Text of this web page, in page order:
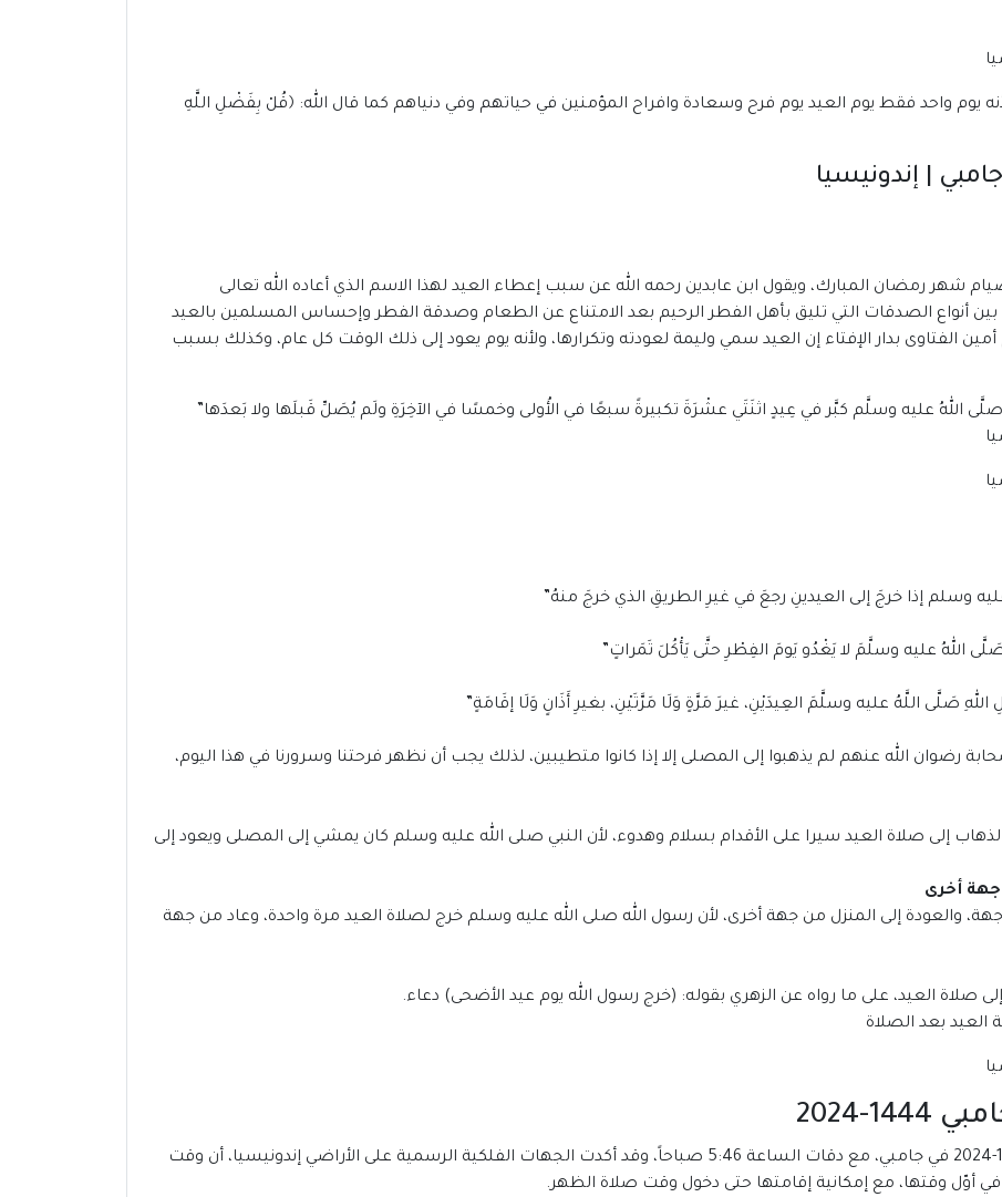
يوم واحد فقط يوم العيد يوم فرح وسعادة وافراح المؤمنين في حياتهم وفي دنياهم كما قال الله: ﴿قُلْ بِفَضْلِ اللَّهِ
شهر رمضان المبارك، ويقول ابن عابدين رحمه الله عن سبب إعطاء العيد لهذا الاسم الذي أعاده الله تعالى
أنواع الصدقات التي تليق بأهل الفطر الرحيم بعد الامتناع عن الطعام وصدقة الفطر وإحساس المسلمين بالعيد
الفتاوى بدار الإفتاء إن العيد سمي وليمة لعودته وتكرارها، ولأنه يوم يعود إلى ذلك الوقت كل عام، وكذلك بسبب
اللهُ عليه وسلَّم كبَّر في عِيدٍ اثنَتَي عشْرَةَ تكبيرةً سبعًا في الأُولى وخمسًا في الآخِرَةِ ولَم يُصَلِّ قَبلَها ولا بَعدَها”
وسلم إذا خرجَ إلى العيدينِ رجعَ في غيرِ الطريقِ الذي خرجَ منهُ”
اللهُ عليه وسلَّمَ لا يَغْدُو يَومَ الفِطْرِ حتَّى يَأْكُلَ تَمَراتٍ”
صَلَّى اللَّهُ عليه وسلَّمَ العِيدَيْنِ، غيرَ مَرَّةٍ وَلَا مَرَّتَيْنِ، بغيرِ أَذَانٍ وَلَا إقَامَةٍ”
رضوان الله عنهم لم يذهبوا إلى المصلى إلا إذا كانوا متطيبين، لذلك يجب أن نظهر فرحتنا وسرورنا في هذا اليوم،
إلى صلاة العيد سيرا على الأقدام بسلام وهدوء، لأن النبي صلى الله عليه وسلم كان يمشي إلى المصلى ويعود إلى
جهة أخرى
والعودة إلى المنزل من جهة أخرى، لأن رسول الله صلى الله عليه وسلم خرج لصلاة العيد مرة واحدة، وعاد من جهة
العيد، على ما رواه عن الزهري بقوله: (خرج رسول الله يوم عيد الأضحى) دعاء.
بعد الصلاة
2024
من المقرر أن يدخل توقيت صلاة عيد الفطر 1445-2024 في جامبي، مع دقات الساعة 5:46 صباحاً، وقد أكدت الجهات الفلكية الرسمية على الأراضي إندونيسيا، أن وقت
أوّل وقتها، مع إمكانية إقامتها حتى دخول وقت صلاة الظهر.